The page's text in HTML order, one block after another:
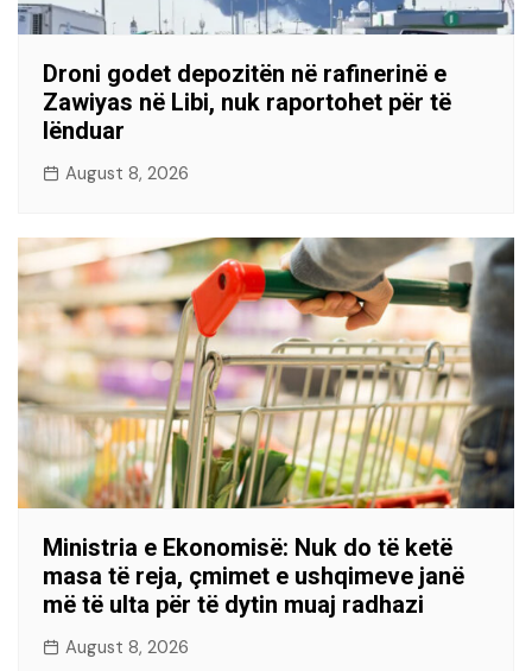
Droni godet depozitën në rafinerinë e
Zawiyas në Libi, nuk raportohet për të
lënduar
August 8, 2026
Ministria e Ekonomisë: Nuk do të ketë
masa të reja, çmimet e ushqimeve janë
më të ulta për të dytin muaj radhazi
August 8, 2026